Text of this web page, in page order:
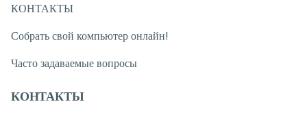
КОНТАКТЫ
Собрать свой компьютер онлайн!
Часто задаваемые вопросы
КОНТАКТЫ